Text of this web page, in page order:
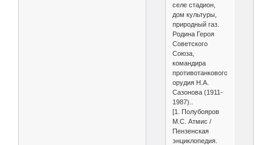
селе стадион,
дом культуры,
природный газ.
Родина Героя
Советского
Союза,
командира
противотанкового
орудия Н.А.
Сазонова (1911-
1987)..
[1. Полубояров
М.С. Атмис /
Пензенская
энциклопедия.